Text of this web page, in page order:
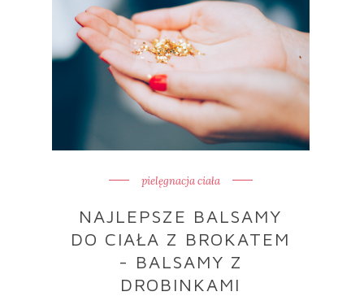
pielęgnacja ciała
NAJLEPSZE BALSAMY
DO CIAŁA Z BROKATEM
- BALSAMY Z
DROBINKAMI